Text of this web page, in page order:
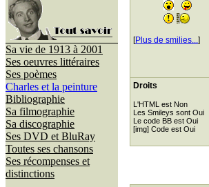
Sa vie de 1913 à 2001
Ses oeuvres littéraires
Ses poèmes
Charles et la peinture
Bibliographie
Sa filmographie
Sa discographie
Ses DVD et BluRay
Toutes ses chansons
Ses récompenses et
distinctions
[Plus de smilies...]
Droits
L'HTML est Non
Les Smileys sont Oui
Le code BB est Oui
[img] Code est Oui